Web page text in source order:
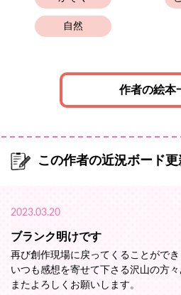
自然
作者の絵本
この作者の近況ボード
2023.03.20
ブランク明けです
再び創作現場に戻ってくることができ
いつも感想を寄せて下さる沢山の方
またよろしくお願いします。